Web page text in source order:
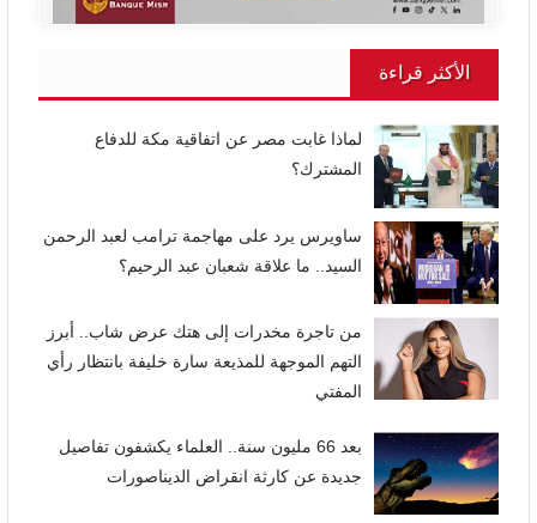
الأكثر قراءة
لماذا غابت مصر عن اتفاقية مكة للدفاع
المشترك؟
ساويرس يرد على مهاجمة ترامب لعبد الرحمن
السيد.. ما علاقة شعبان عبد الرحيم؟
من تاجرة مخدرات إلى هتك عرض شاب.. أبرز
التهم الموجهة للمذيعة سارة خليفة بانتظار رأي
المفتي
بعد 66 مليون سنة.. العلماء يكشفون تفاصيل
جديدة عن كارثة انقراض الديناصورات